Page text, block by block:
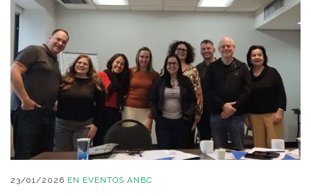
23/01/2026 EN EVENTOS ANBC